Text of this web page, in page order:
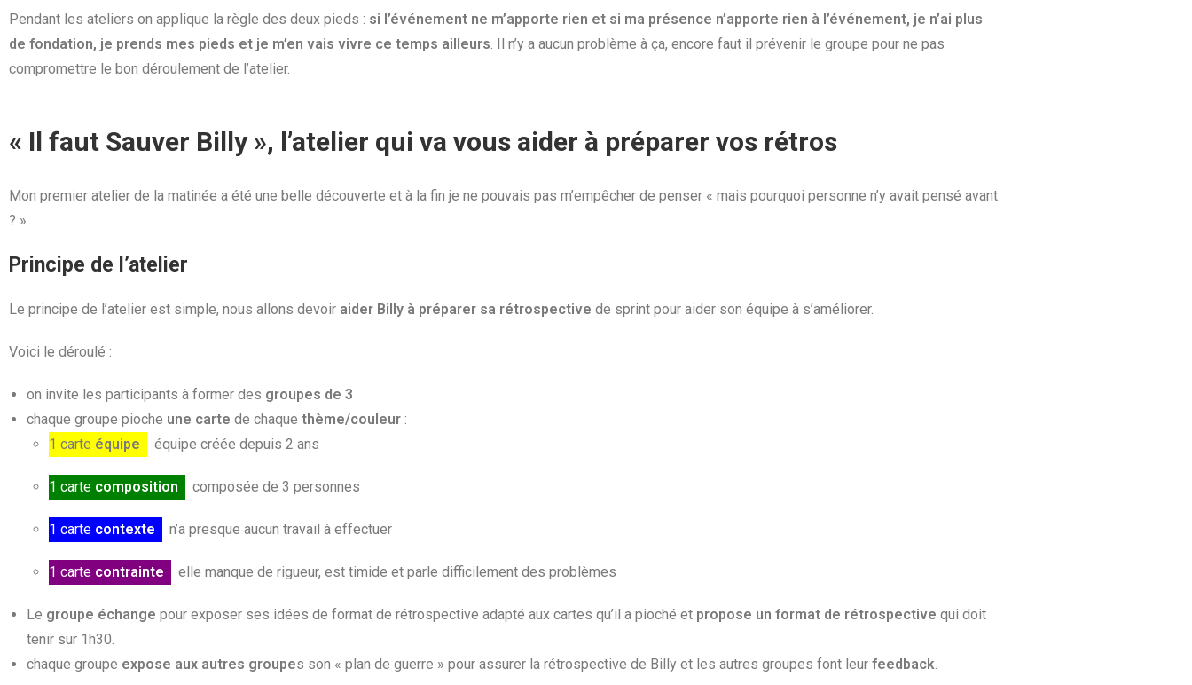
Pendant les ateliers on applique la règle des deux pieds : si l’événement ne m’apporte rien et si ma présence n’apporte rien à l’événement, je n’ai plus
de fondation, je prends mes pieds et je m’en vais vivre ce temps ailleurs. Il n’y a aucun problème à ça, encore faut il prévenir le groupe pour ne pas
compromettre le bon déroulement de l’atelier.
« Il faut Sauver Billy », l’atelier qui va vous aider à préparer vos rétros
Mon premier atelier de la matinée a été une belle découverte et à la fin je ne pouvais pas m’empêcher de penser « mais pourquoi personne n’y avait pensé avant
? »
Principe de l’atelier
Le principe de l’atelier est simple, nous allons devoir aider Billy à préparer sa rétrospective de sprint pour aider son équipe à s’améliorer.
Voici le déroulé :
on invite les participants à former des groupes de 3
chaque groupe pioche une carte de chaque thème/couleur :
1 carte équipe équipe créée depuis 2 ans
1 carte composition composée de 3 personnes
1 carte contexte n’a presque aucun travail à effectuer
1 carte contrainte elle manque de rigueur, est timide et parle difficilement des problèmes
Le groupe échange pour exposer ses idées de format de rétrospective adapté aux cartes qu’il a pioché et propose un format de rétrospective qui doit
tenir sur 1h30.
chaque groupe expose aux autres groupes son « plan de guerre » pour assurer la rétrospective de Billy et les autres groupes font leur feedback.